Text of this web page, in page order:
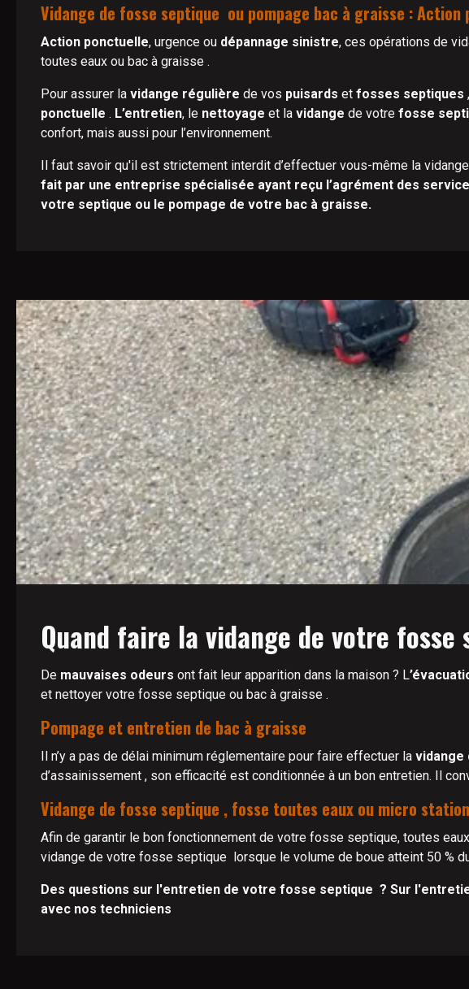
Vidange de fosse septique ou pompage bac à graisse :
Action ponctuelle, urgence ou dépannage sinistre, ces opérations de
toutes eaux ou bac à graisse .
Pour assurer la vidange régulière de vos puisards et fosses septiques
ponctuelle . L’entretien, le nettoyage et la vidange de votre fosse
confort, mais aussi pour l’environnement.
Il faut savoir qu'il est strictement interdit d’effectuer vous-même la
fait par une entreprise spécialisée ayant reçu l’agrément des
votre septique ou le pompage de votre bac à graisse.
Quand faire la vidange de votre
De mauvaises odeurs ont fait leur apparition dans la maison ? L
et nettoyer votre fosse septique ou bac à graisse .
Pompage et entretien de bac à graisse
Il n’y a pas de délai minimum réglementaire pour faire effectuer la vidange
d’assainissement , son efficacité est conditionnée à un bon entretien. Il
Vidange de fosse septique , fosse toutes eaux ou micro station
Afin de garantir le bon fonctionnement de votre fosse septique, toutes
vidange de votre fosse septique lorsque le volume de boue atteint 50 %
Des questions sur l'entretien de votre fosse septique ? Sur
avec nos techniciens